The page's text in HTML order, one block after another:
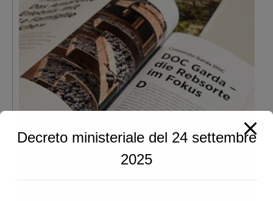
Decreto ministeriale del 24 settembre
2025